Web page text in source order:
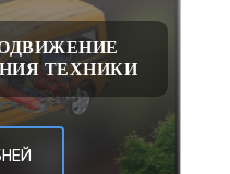
ТЕХНИКИ